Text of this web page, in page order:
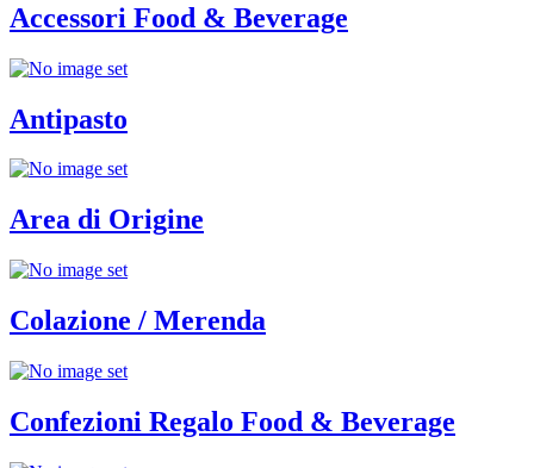
Accessori Food & Beverage
Antipasto
Area di Origine
Colazione / Merenda
Confezioni Regalo Food & Beverage